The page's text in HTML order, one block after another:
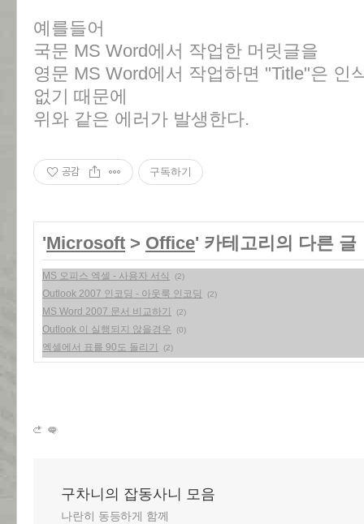
예를들어
국문 MS Word에서 작업한 머릿글을
영문 MS Word에서 작업하면 "Title"은 인
없기 때문에
위와 같은 에러가 발생한다.
공감 구독하기
'Microsoft > Office' 카테고리의 다른 글
MS 오피스 엑셀 - 사용자 서식 (2)
Outlook 2007 인코딩 - 아웃룩 인코딩 (2)
MS Word 2007 문서 비교하기 (2)
Outlook 이 실행되지 않을경우 (0)
엑셀에서 표를 90도 돌리기 (2)
구차니의 잡동사니 모음
나란히 동등하게 함께